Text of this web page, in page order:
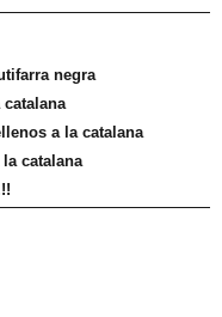
negra
a la catalana
catalana